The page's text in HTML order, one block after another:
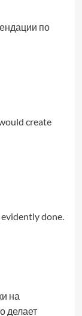
по
create
done.
на
делает